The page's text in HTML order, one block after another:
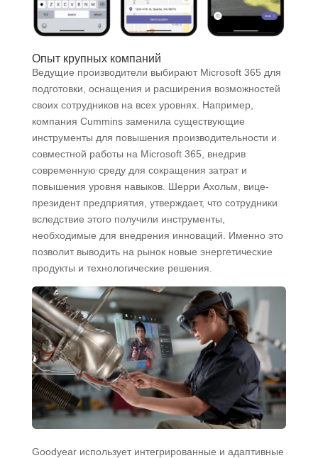
Опыт крупных компаний
Ведущие производители выбирают Microsoft 365 для
подготовки, оснащения и расширения возможностей
своих сотрудников на всех уровнях. Например,
компания Cummins заменила существующие
инструменты для повышения производительности и
совместной работы на Microsoft 365, внедрив
современную среду для сокращения затрат и
повышения уровня навыков. Шерри Ахольм, вице-
президент предприятия, утверждает, что сотрудники
вследствие этого получили инструменты,
необходимые для внедрения инноваций. Именно это
позволит выводить на рынок новые энергетические
продукты и технологические решения.
Goodyear использует интегрированные и адаптивные